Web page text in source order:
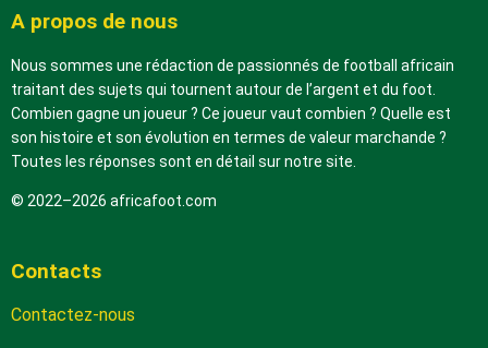
A propos de nous
Nous sommes une rédaction de passionnés de football africain
traitant des sujets qui tournent autour de l’argent et du foot.
Combien gagne un joueur ? Ce joueur vaut combien ? Quelle est
son histoire et son évolution en termes de valeur marchande ?
Toutes les réponses sont en détail sur notre site.
© 2022–2026 africafoot.com
Contacts
Contactez-nous